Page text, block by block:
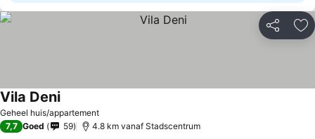
Delen
Geheel huis/appartement
Vila Deni
7,7 Goed 59 4.8 km vanaf Stadscentrum